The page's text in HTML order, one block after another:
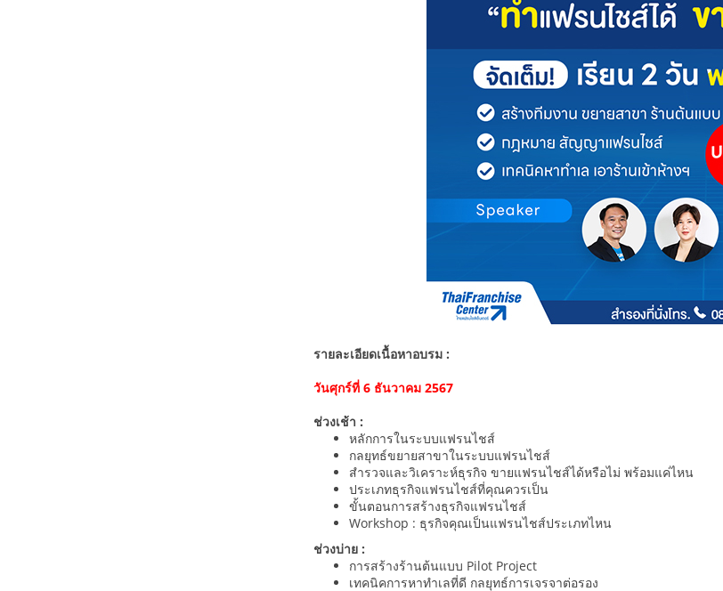
รายละเอียดเนื้อหาอบรม :
วันศุกร์ที่ 6 ธันวาคม 2567
ช่วงเช้า :
หลักการในระบบแฟรนไชส์
กลยุทธ์ขยายสาขาในระบบแฟรนไชส์
สำรวจและวิเคราะห์ธุรกิจ ขายแฟรนไชส์ได้หรือไม่ พร้อมแค่ไหน
ประเภทธุรกิจแฟรนไชส์ที่คุณควรเป็น
ขั้นตอนการสร้างธุรกิจแฟรนไชส์
Workshop : ธุรกิจคุณเป็นแฟรนไชส์ประเภทไหน
ช่วงบ่าย :
การสร้างร้านต้นแบบ Pilot Project
เทคนิคการหาทำเลที่ดี กลยุทธ์การเจรจาต่อรอง